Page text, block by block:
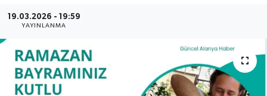
19.03.2026 - 19:59
YAYINLANMA